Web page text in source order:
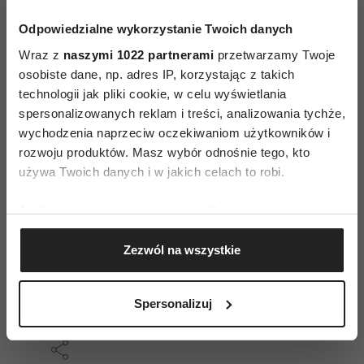
Odpowiedzialne wykorzystanie Twoich danych
Wraz z naszymi 1022 partnerami przetwarzamy Twoje
osobiste dane, np. adres IP, korzystając z takich
technologii jak pliki cookie, w celu wyświetlania
spersonalizowanych reklam i treści, analizowania tychże,
wychodzenia naprzeciw oczekiwaniom użytkowników i
rozwoju produktów. Masz wybór odnośnie tego, kto
używa Twoich danych i w jakich celach to robi.
Jeśli wyrazisz na to zgodę, chcielibyśmy również:
Gromadzić dane dotyczące Twojej lokalizacji
geograficznej z dokładnością nawet do kilku metrów
Identyfikować Twoje urządzenie, aktywnie
(fingerprinting, czyli wirtualny odcisk palca)
dane są przetwarzane oraz ustaw własne preferencje w
Zezwól na wszystkie
Spersonalizuj
jednak mniej mroczne, czasem brakuje
jaśniejszych kolorów. Jedynym minusem jest
czcionka, trochę zbyt mała, żeby dziecko mogło
samodzielnie czytać. Poza tym to wspaniała
lektura na pierwsze zimowe wieczory.
Christine Nostlinger, "Mały Duszek
wydawnictwo EneDueRabe
Więcej recenzji książek dla dzieci znajdziesz
TUTAJ